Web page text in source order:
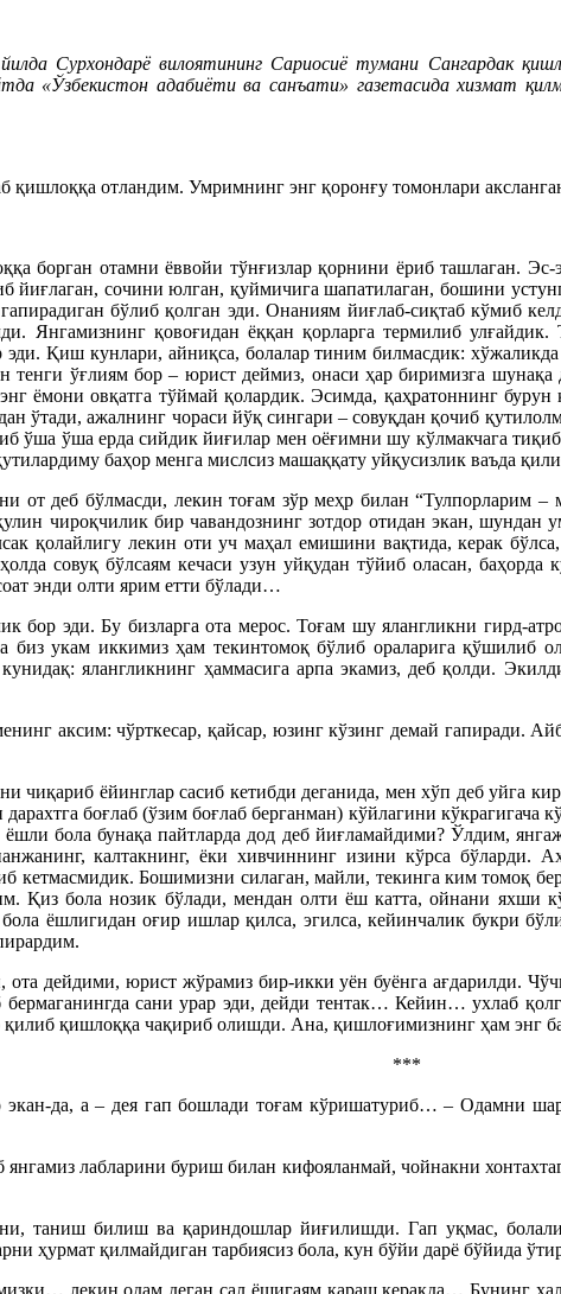
Сурхондарё вилоятининг Сариосиё тумани Сангардак
«Ўзбекистон адабиёти ва санъати» газетасида хизмат
қишлоққа отландим. Умримнинг энг қоронғу томонлари
борган отамни ёввойи тўнғизлар қорнини ёриб ташлаган.
йиғлаган, сочини юлган, қуймичига шапатилаган, бошини
бўлиб қолган эди. Онаниям йиғлаб-сиқтаб кўмиб
Янгамизнинг қовоғидан ёққан қорларга термилиб
Қиш кунлари, айниқса, болалар тиним билмасдик:
тенги ўғлиям бор – юрист деймиз, онаси ҳар биримизга
ёмони овқатга тўймай қолардик. Эсимда, қаҳратоннинг
ўтади, ажалнинг чораси йўқ сингари – совуқдан қочиб
ўша ўша ерда сийдик йиғилар мен оёғимни шу кўлмакчага
баҳор менга мислсиз машаққату уйқусизлик ваъда
от деб бўлмасди, лекин тоғам зўр меҳр билан “Тулпорларим
чироқчилик бир чавандознинг зотдор отидан экан,
қолайлигу лекин оти уч маҳал емишини вақтида, керак
совуқ бўлсаям кечаси узун уйқудан тўйиб оласан,
энди олти ярим етти бўлади…
бор эди. Бу бизларга ота мерос. Тоғам шу ялангликни гирд-
биз укам иккимиз ҳам текинтомоқ бўлиб ораларига қўшилиб
ялангликнинг ҳаммасига арпа экамиз, деб қолди.
аксим: чўрткесар, қайсар, юзинг кўзинг демай гапиради.
чиқариб ёйинглар сасиб кетибди деганида, мен хўп деб уйга
боғлаб (ўзим боғлаб берганман) кўйлагини кўкрагигача
бола бунақа пайтларда дод деб йиғламайдими? Ўлдим,
калтакнинг, ёки хивчиннинг изини кўрса
кетмасмидик. Бошимизни силаган, майли, текинга ким томоқ
Қиз бола нозик бўлади, мендан олти ёш катта, ойнани яхши
ёшлигидан оғир ишлар қилса, эгилса, кейинчалик букри
дейдими, юрист жўрамиз бир-икки уён буёнга ағдарилди.
бермаганингда сани урар эди, дейди тентак… Кейин… ухлаб
қишлоққа чақириб олишди. Ана, қишлоғимизнинг ҳам энг
***
да, а – дея гап бошлади тоғам кўришатуриб… – Одамни
лабларини буриш билан кифояланмай, чойнакни
таниш билиш ва қариндошлар йиғилишди. Гап уқмас,
ҳурмат қилмайдиган тарбиясиз бола, кун бўйи дарё бўйида
лекин одам деган сал ёшигаям қараш керакда… Бунинг